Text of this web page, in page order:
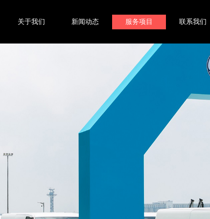
关于我们 新闻动态 服务项目 联系我们